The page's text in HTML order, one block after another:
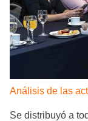
Análisis de las
Se distribuyó a